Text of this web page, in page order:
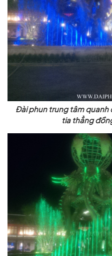
Đài phun trung tâm
tia thẳng